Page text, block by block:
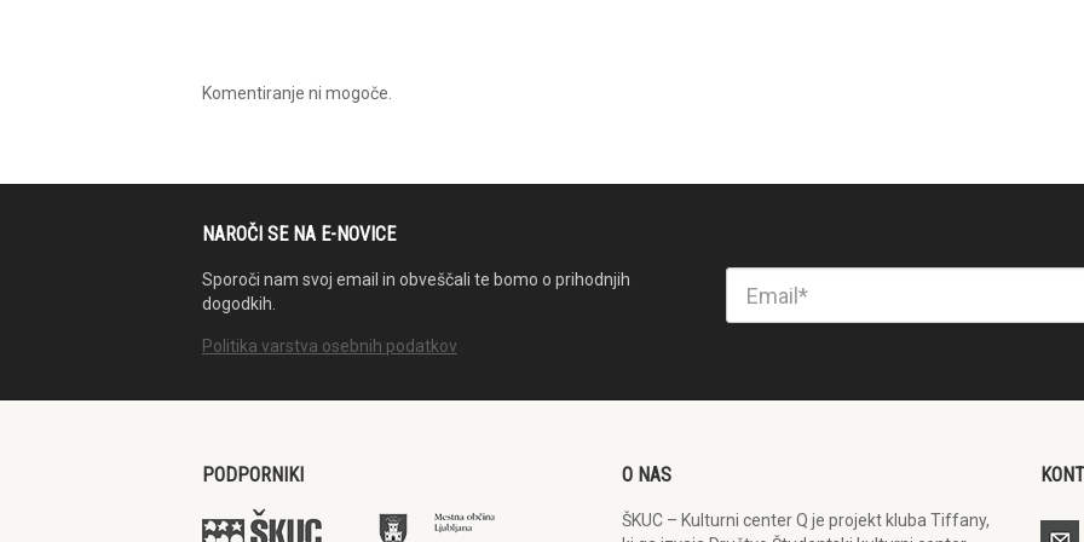
Komentiranje ni mogoče.
NAROČI SE NA E-NOVICE
Sporoči nam svoj email in obveščali te bomo o prihodnjih
dogodkih.
Politika varstva osebnih podatkov
PODPORNIKI O NAS
ŠKUC – Kulturni center Q je projekt kluba Tiffany,